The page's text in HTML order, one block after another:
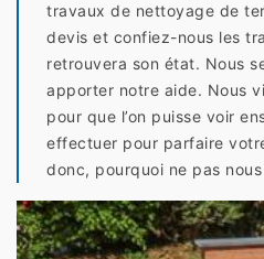
travaux de nettoyage de
devis et confiez-nous les
retrouvera son état. Nous
apporter notre aide. Nous
pour que l’on puisse voir
effectuer pour parfaire
donc, pourquoi ne pas